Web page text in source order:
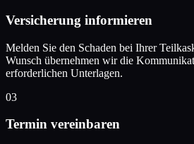
Versicherung informieren
Melden Sie den Schaden bei Ihrer
Wunsch übernehmen wir die
erforderlichen Unterlagen.
03
Termin vereinbaren